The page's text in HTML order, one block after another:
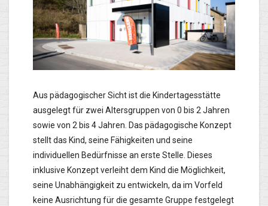
Aus pädagogischer Sicht ist die Kindertagesstätte
ausgelegt für zwei Altersgruppen von 0 bis 2 Jahren
sowie von 2 bis 4 Jahren. Das pädagogische Konzept
stellt das Kind, seine Fähigkeiten und seine
individuellen Bedürfnisse an erste Stelle. Dieses
inklusive Konzept verleiht dem Kind die Möglichkeit,
seine Unabhängigkeit zu entwickeln, da im Vorfeld
keine Ausrichtung für die gesamte Gruppe festgelegt